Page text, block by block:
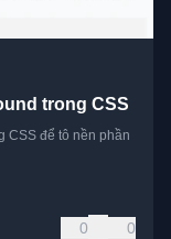
trong CSS
CSS để tô nền phần
0 0